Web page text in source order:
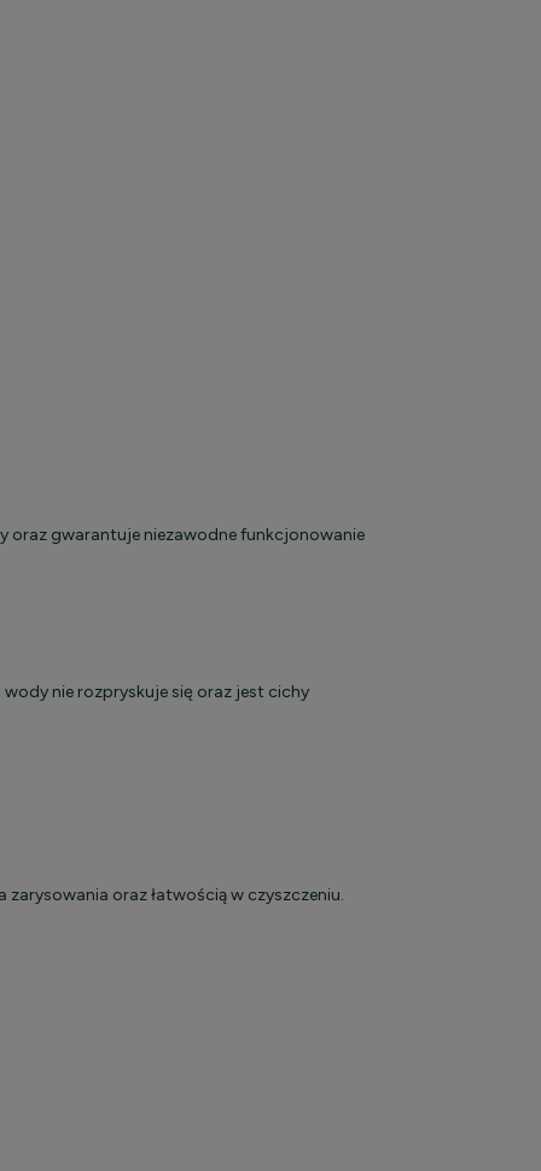
oraz gwarantuje niezawodne funkcjonowanie
nie rozpryskuje się oraz jest cichy
oraz łatwością w czyszczeniu.